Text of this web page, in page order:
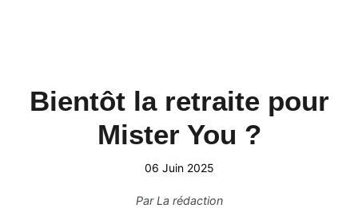
Bientôt la retraite pour
Mister You ?
06 Juin 2025
ParLa rédaction